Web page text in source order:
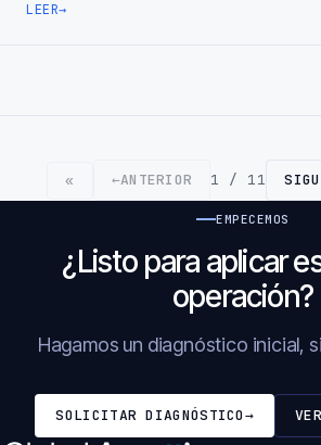
LEER→
« ←ANTERIOR 1 / 11
EMPECEMOS
¿Listo para aplicar
operación?
Hagamos un diagnóstico inicial,
SOLICITAR DIAGNÓSTICO→